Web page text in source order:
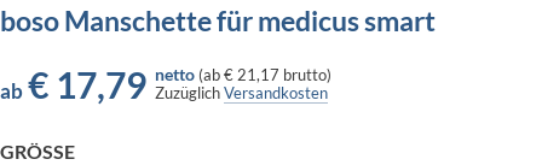
boso Manschette für medicus smart
ab € 17,79 netto (ab€ 21,17 brutto)
ZuzüglichVersandkosten
GRÖSSE